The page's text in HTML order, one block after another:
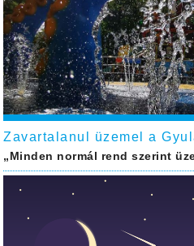
Zavartalanul üzemel a
„Minden normál rend szerint